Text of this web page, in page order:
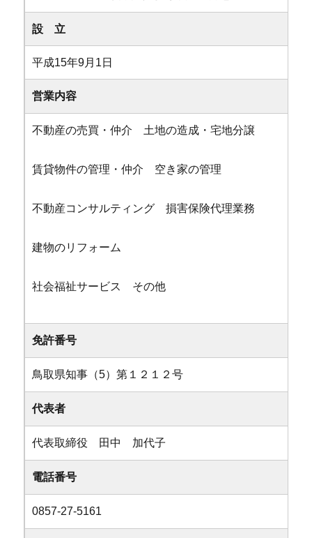
設 立
平成15年9月1日
営業内容
不動産の売買・仲介 土地の造成・宅地分譲
賃貸物件の管理・仲介 空き家の管理
不動産コンサルティング 損害保険代理業務
建物のリフォーム
社会福祉サービス その他
免許番号
鳥取県知事（5）第１２１２号
代表者
代表取締役 田中 加代子
電話番号
0857-27-5161